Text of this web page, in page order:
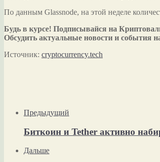
По данным Glassnode, на этой неделе
Будь в курсе! Подписывайся на
Обсудить актуальные новости и события
Источник: cryptocurrency.tech
Предыдущий
Биткоин и Tether активно
Дальше